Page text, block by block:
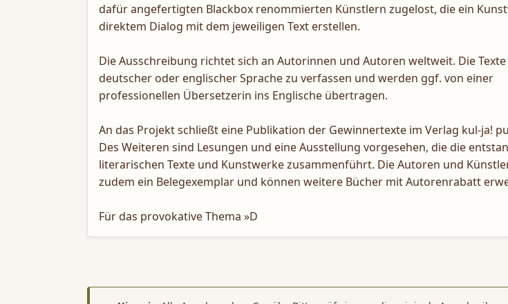
dafür angefertigten Blackbox renommierten Künstlern zugelost, die ein
direktem Dialog mit dem jeweiligen Text erstellen.
Die Ausschreibung richtet sich an Autorinnen und Autoren weltweit. Die
deutscher oder englischer Sprache zu verfassen und werden ggf. von einer
professionellen Übersetzerin ins Englische übertragen.
An das Projekt schließt eine Publikation der Gewinnertexte im Verlag kul-ja!
Des Weiteren sind Lesungen und eine Ausstellung vorgesehen, die die
literarischen Texte und Kunstwerke zusammenführt. Die Autoren und
zudem ein Belegexemplar und können weitere Bücher mit Autorenrabatt
Für das provokative Thema »D